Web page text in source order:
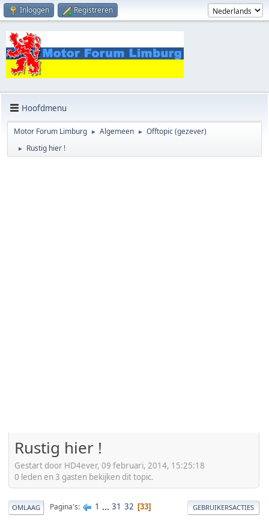
Inloggen Registreren
Hoofdmenu
Motor Forum Limburg ► Algemeen ► Offtopic (gezever)
► Rustig hier !
Rustig hier !
Gestart door HD4ever, 09 februari, 2014, 15:25:18
0 leden en 3 gasten bekijken dit topic.
OMLAAG Pagina's 1 ... 31 32 33 GEBRUIKERSACTIES